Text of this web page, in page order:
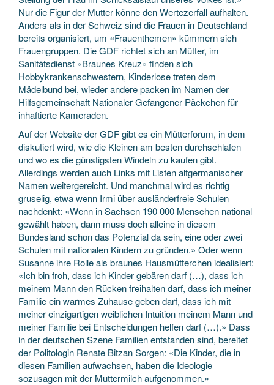
Nur die Figur der Mutter könne den Wertezerfall aufhalten.
Anders als in der Schweiz sind die Frauen in Deutschland
bereits organisiert, um «Frauenthemen» kümmern sich
Frauengruppen. Die GDF richtet sich an Mütter, im
Sanitätsdienst «Braunes Kreuz» finden sich
Hobbykrankenschwestern, Kinderlose treten dem
Mädelbund bei, wieder andere packen im Namen der
Hilfsgemeinschaft Nationaler Gefangener Päckchen für
inhaftierte Kameraden.
Auf der Website der GDF gibt es ein Mütterforum, in dem
diskutiert wird, wie die Kleinen am besten durchschlafen
und wo es die günstigsten Windeln zu kaufen gibt.
Allerdings werden auch Links mit Listen altgermanischer
Namen weitergereicht. Und manchmal wird es richtig
gruselig, etwa wenn Irmi über ausländerfreie Schulen
nachdenkt: «Wenn in Sachsen 190 000 Menschen national
gewählt haben, dann muss doch alleine in diesem
Bundesland schon das Potenzial da sein, eine oder zwei
Schulen mit nationalen Kindern zu gründen.» Oder wenn
Susanne ihre Rolle als braunes Hausmütterchen idealisiert:
«Ich bin froh, dass ich Kinder gebären darf (…), dass ich
meinem Mann den Rücken freihalten darf, dass ich meiner
Familie ein warmes Zuhause geben darf, dass ich mit
meiner einzigartigen weiblichen Intuition meinem Mann und
meiner Familie bei Entscheidungen helfen darf (…).» Dass
in der deutschen Szene Familien entstanden sind, bereitet
der Politologin Renate Bitzan Sorgen: «Die Kinder, die in
diesen Familien aufwachsen, haben die Ideologie
sozusagen mit der Muttermilch aufgenommen.»